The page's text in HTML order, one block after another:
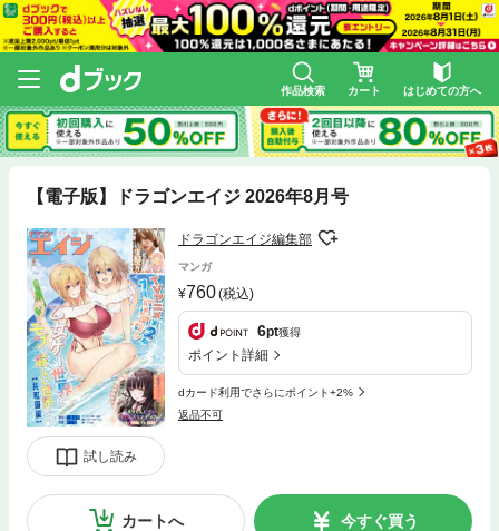
作品検索 カート はじめての方へ
【電子版】ドラゴンエイジ 2026年8月号
試し読み
ドラゴンエイジ編集部
マンガ
760(税込)
6pt獲得
ポイント詳細
dカード利用でさらにポイント+2%
返品不可
カートへ 今すぐ買う